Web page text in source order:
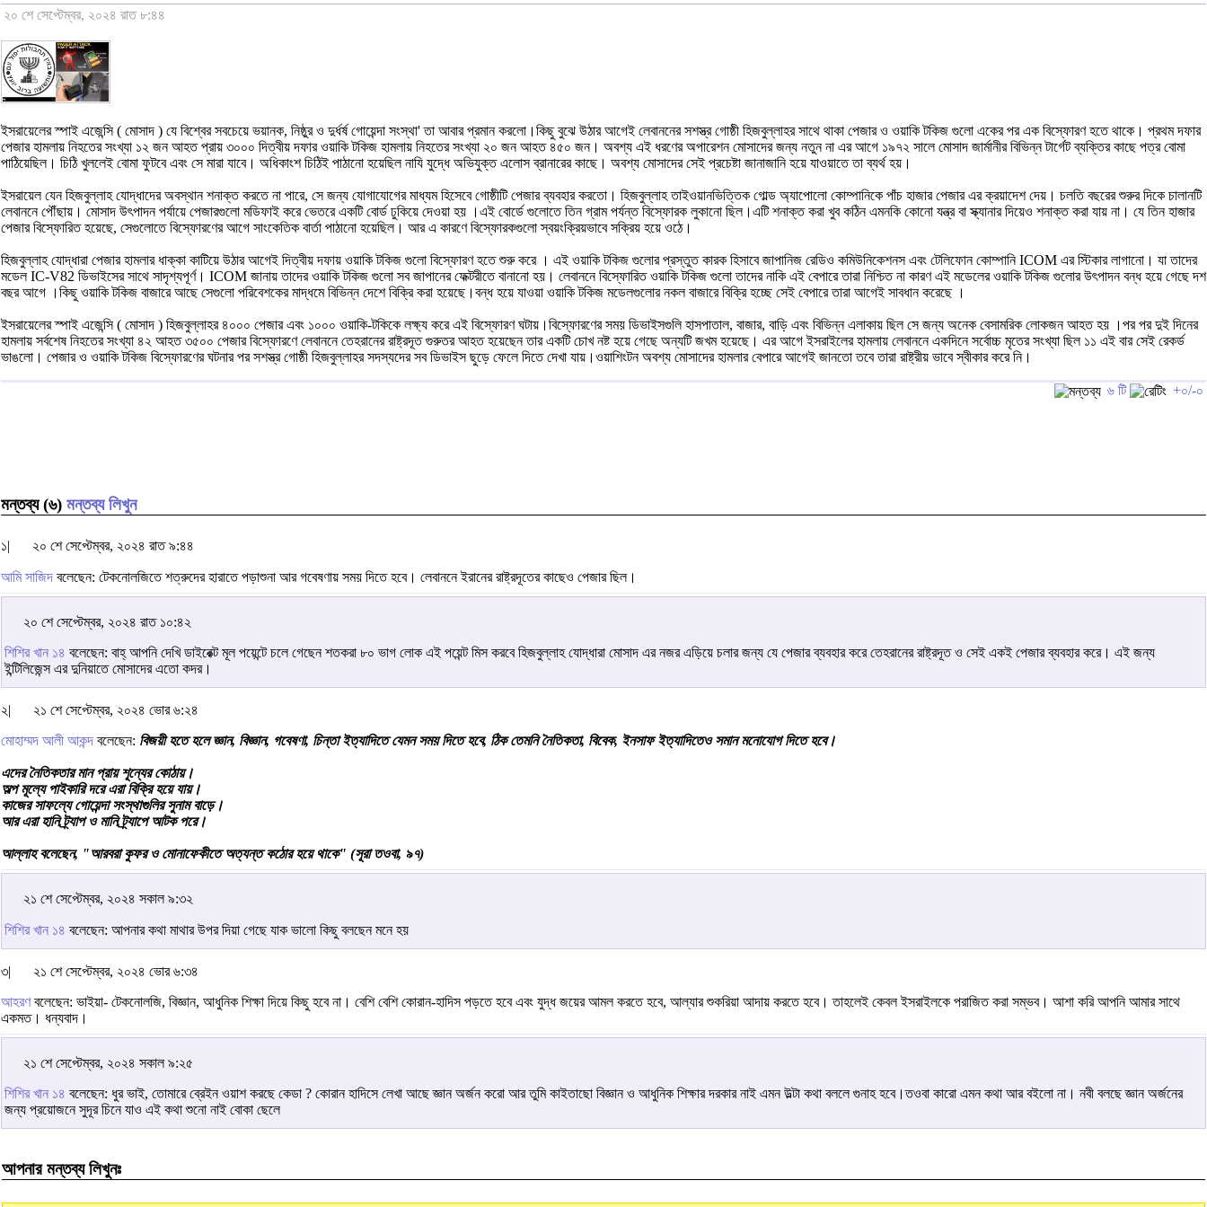
২০ শে সেপ্টেম্বর, ২০২৪ রাত ৮:৪৪
ইসরায়েলের স্পাই এজেন্সি ( মোসাদ ) যে বিশ্বের সবচেয়ে ভয়ানক, নিষ্ঠুর ও দুর্ধর্ষ গোয়েন্দা সংস্থা' তা আবার প্রমান করলো।কিছু বুঝে উঠার আগেই লেবাননের সশস্ত্র গোষ্ঠী হিজবুল্লাহর সাথে থাকা পেজার ও ওয়াকি টকিজ গুলো একের পর এক বিস্ফোরণ হতে থাকে। প্রথম দফার
পেজার হামলায় নিহতের সংখ্যা ১২ জন আহত প্রায় ৩০০০ দিত্বীয় দফার ওয়াকি টকিজ হামলায় নিহতের সংখ্যা ২০ জন আহত ৪৫০ জন। অবশ্য এই ধরণের অপারেশন মোসাদের জন্য নতুন না এর আগে ১৯৭২ সালে মোসাদ জার্মানীর বিভিন্ন টার্গেট ব্যক্তির কাছে পত্র বোমা
পাঠিয়েছিল। চিঠি খুললেই বোমা ফুটবে এবং সে মারা যাবে। অধিকাংশ চিঠিই পাঠানো হয়েছিল নাযি যুদ্ধে অভিযুক্ত এলোস ব্রানারের কাছে। অবশ্য মোসাদের সেই প্রচেষ্টা জানাজানি হয়ে যাওয়াতে তা ব্যর্থ হয়।
ইসরায়েল যেন হিজবুল্লাহ যোদ্ধাদের অবস্থান শনাক্ত করতে না পারে, সে জন্য যোগাযোগের মাধ্যম হিসেবে গোষ্ঠীটি পেজার ব্যবহার করতো। হিজবুল্লাহ তাইওয়ানভিত্তিক গোল্ড অ্যাপোলো কোম্পানিকে পাঁচ হাজার পেজার এর ক্রয়াদেশ দেয়। চলতি বছরের শুরুর দিকে চালানটি
লেবাননে পৌঁছায়। মোসাদ উৎপাদন পর্যায়ে পেজারগুলো মডিফাই করে ভেতরে একটি বোর্ড ঢুকিয়ে দেওয়া হয় ।এই বোর্ডে গুলোতে তিন গ্রাম পর্যন্ত বিস্ফোরক লুকানো ছিল।এটি শনাক্ত করা খুব কঠিন এমনকি কোনো যন্ত্র বা স্ক্যানার দিয়েও শনাক্ত করা যায় না। যে তিন হাজার
পেজার বিস্ফোরিত হয়েছে, সেগুলোতে বিস্ফোরণের আগে সাংকেতিক বার্তা পাঠানো হয়েছিল। আর এ কারণে বিস্ফোরকগুলো স্বয়ংক্রিয়ভাবে সক্রিয় হয়ে ওঠে।
হিজবুল্লাহ যোদ্ধারা পেজার হামলার ধাক্কা কাটিয়ে উঠার আগেই দিত্বীয় দফায় ওয়াকি টকিজ গুলো বিস্ফোরণ হতে শুরু করে । এই ওয়াকি টকিজ গুলোর প্রস্তুত কারক হিসাবে জাপানিজ রেডিও কমিউনিকেশনস এবং টেলিফোন কোম্পানি ICOM এর স্টিকার লাগানো। যা তাদের
মডেল IC-V82 ডিভাইসের সাথে সাদৃশ্যপূর্ণ। ICOM জানায় তাদের ওয়াকি টকিজ গুলো সব জাপানের ফেক্টরীতে বানানো হয়। লেবাননে বিস্ফোরিত ওয়াকি টকিজ গুলো তাদের নাকি এই বেপারে তারা নিশ্চিত না কারণ এই মডেলের ওয়াকি টকিজ গুলোর উৎপাদন বন্ধ হয়ে গেছে দশ
বছর আগে ।কিছু ওয়াকি টকিজ বাজারে আছে সেগুলো পরিবেশকের মাদ্ধমে বিভিন্ন দেশে বিক্রি করা হয়েছে।বন্ধ হয়ে যাওয়া ওয়াকি টকিজ মডেলগুলোর নকল বাজারে বিক্রি হচ্ছে সেই বেপারে তারা আগেই সাবধান করেছে ।
ইসরায়েলের স্পাই এজেন্সি ( মোসাদ ) হিজবুল্লাহর ৪০০০ পেজার এবং ১০০০ ওয়াকি-টকিকে লক্ষ্য করে এই বিস্ফোরণ ঘটায়।বিস্ফোরণের সময় ডিভাইসগুলি হাসপাতাল, বাজার, বাড়ি এবং বিভিন্ন এলাকায় ছিল সে জন্য অনেক বেসামরিক লোকজন আহত হয় ।পর পর দুই দিনের
হামলায় সর্বশেষ নিহতের সংখ্যা ৪২ আহত ৩৫০০ পেজার বিস্ফোরণে লেবাননে তেহরানের রাষ্ট্রদূত গুরুতর আহত হয়েছেন তার একটি চোখ নষ্ট হয়ে গেছে অন্যটি জখম হয়েছে। এর আগে ইসরাইলের হামলায় লেবাননে একদিনে সর্বোচ্চ মৃতের সংখ্যা ছিল ১১ এই বার সেই রেকর্ড
ভাঙলো। পেজার ও ওয়াকি টকিজ বিস্ফোরণের ঘটনার পর সশস্ত্র গোষ্ঠী হিজবুল্লাহর সদস্যদের সব ডিভাইস ছুড়ে ফেলে দিতে দেখা যায়।ওয়াশিংটন অবশ্য মোসাদের হামলার বেপারে আগেই জানতো তবে তারা রাষ্ট্রীয় ভাবে স্বীকার করে নি।
৬ টি +০/-০
মন্তব্য (৬) মন্তব্য লিখুন
১| ২০ শে সেপ্টেম্বর, ২০২৪ রাত ৯:৪৪
আমি সাজিদ বলেছেন: টেকনোলজিতে শত্রুদের হারাতে পড়াশুনা আর গবেষণায় সময় দিতে হবে। লেবাননে ইরানের রাষ্ট্রদূতের কাছেও পেজার ছিল।
২০ শে সেপ্টেম্বর, ২০২৪ রাত ১০:৪২
শিশির খান ১৪ বলেছেন: বাহ্ আপনি দেখি ডাইরেক্ট মূল পয়েন্টে চলে গেছেন শতকরা ৮০ ভাগ লোক এই পয়েন্ট মিস করবে হিজবুল্লাহ যোদ্ধারা মোসাদ এর নজর এড়িয়ে চলার জন্য যে পেজার ব্যবহার করে তেহরানের রাষ্ট্রদূত ও সেই একই পেজার ব্যবহার করে। এই জন্য
ইন্টিলিজেন্স এর দুনিয়াতে মোসাদের এতো কদর।
২| ২১ শে সেপ্টেম্বর, ২০২৪ ভোর ৬:২৪
মোহাম্মদ আলী আকন্দ বলেছেন: বিজয়ী হতে হলে জ্ঞান, বিজ্ঞান, গবেষণা, চিন্তা ইত্যাদিতে যেমন সময় দিতে হবে, ঠিক তেমনি নৈতিকতা, বিবেক, ইনসাফ ইত্যাদিতেও সমান মনোযোগ দিতে হবে।
এদের নৈতিকতার মান প্রায় শূন্যের কোঠায়।
অল্প মূল্যে পাইকারি দরে এরা বিক্রি হয়ে যায়।
কাজের সাফল্যে গোয়েন্দা সংস্থাগুলির সুনাম বাড়ে।
আর এরা হানি ট্র্যাপ ও মানি ট্র্যাপে আটক পরে।
আল্লাহ বলেছেন, "আরবরা কুফর ও মোনাফেকীতে অত্যন্ত কঠোর হয়ে থাকে" (সূরা তওবা, ৯৭)
২১ শে সেপ্টেম্বর, ২০২৪ সকাল ৯:৩২
শিশির খান ১৪ বলেছেন: আপনার কথা মাথার উপর দিয়া গেছে যাক ভালো কিছু বলছেন মনে হয়
৩| ২১ শে সেপ্টেম্বর, ২০২৪ ভোর ৬:৩৪
আহরণবলেছেন: ভাইয়া- টেকনোলজি, বিজ্ঞান, আধুনিক শিক্ষা দিয়ে কিছু হবে না। বেশি বেশি কোরান-হাদিস পড়তে হবে এবং যুদ্ধ জয়ের আমল করতে হবে, আল্যার শুকরিয়া আদায় করতে হবে। তাহলেই কেবল ইসরাইলকে পরাজিত করা সম্ভব। আশা করি আপনি আমার সাথে
একমত। ধন্যবাদ।
২১ শে সেপ্টেম্বর, ২০২৪ সকাল ৯:২৫
শিশির খান ১৪ বলেছেন: ধুর ভাই, তোমারে ব্রেইন ওয়াশ করছে কেডা ? কোরান হাদিসে লেখা আছে জ্ঞান অর্জন করো আর তুমি কাইতাছো বিজ্ঞান ও আধুনিক শিক্ষার দরকার নাই এমন উল্টা কথা বললে গুনাহ হবে।তওবা কারো এমন কথা আর বইলো না। নবী বলছে জ্ঞান অর্জনের
জন্য প্রয়োজনে সুদূর চিনে যাও এই কথা শুনো নাই বোকা ছেলে
আপনার মন্তব্য লিখুনঃ